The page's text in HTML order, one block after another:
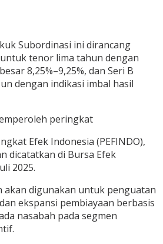
Subordinasi ini dirancang
tenor lima tahun dengan
8,25%–9,25%, dan Seri B
dengan indikasi imbal hasil
peringkat
Efek Indonesia (PEFINDO),
dicatatkan di Bursa Efek
2025.
akan digunakan untuk penguatan
ekspansi pembiayaan berbasis
nasabah pada segmen